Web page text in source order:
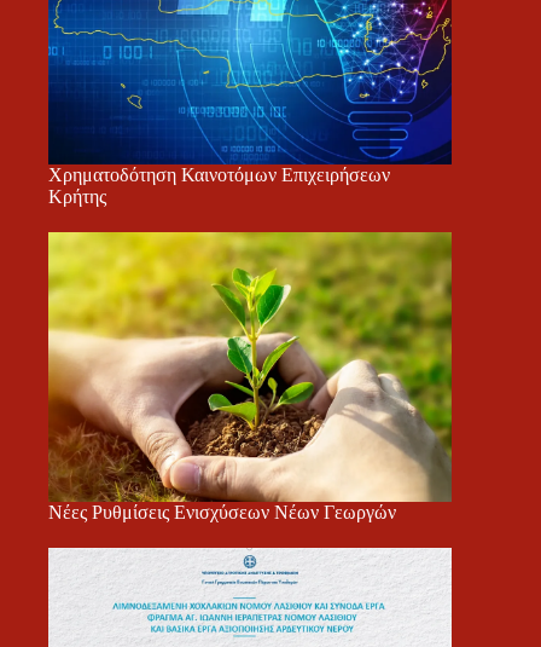
Χρηματοδότηση Καινοτόμων Επιχειρήσεων
Κρήτης
Νέες Ρυθμίσεις Ενισχύσεων Νέων Γεωργών